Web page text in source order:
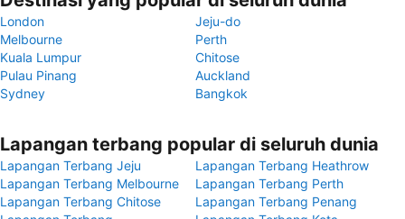
London
Jeju-do
Melbourne
Perth
Kuala Lumpur
Chitose
Pulau Pinang
Auckland
Sydney
Bangkok
Lapangan terbang popular di seluruh dunia
Lapangan Terbang Jeju
Lapangan Terbang Heathrow
Lapangan Terbang Melbourne
Lapangan Terbang Perth
Lapangan Terbang Chitose
Lapangan Terbang Penang